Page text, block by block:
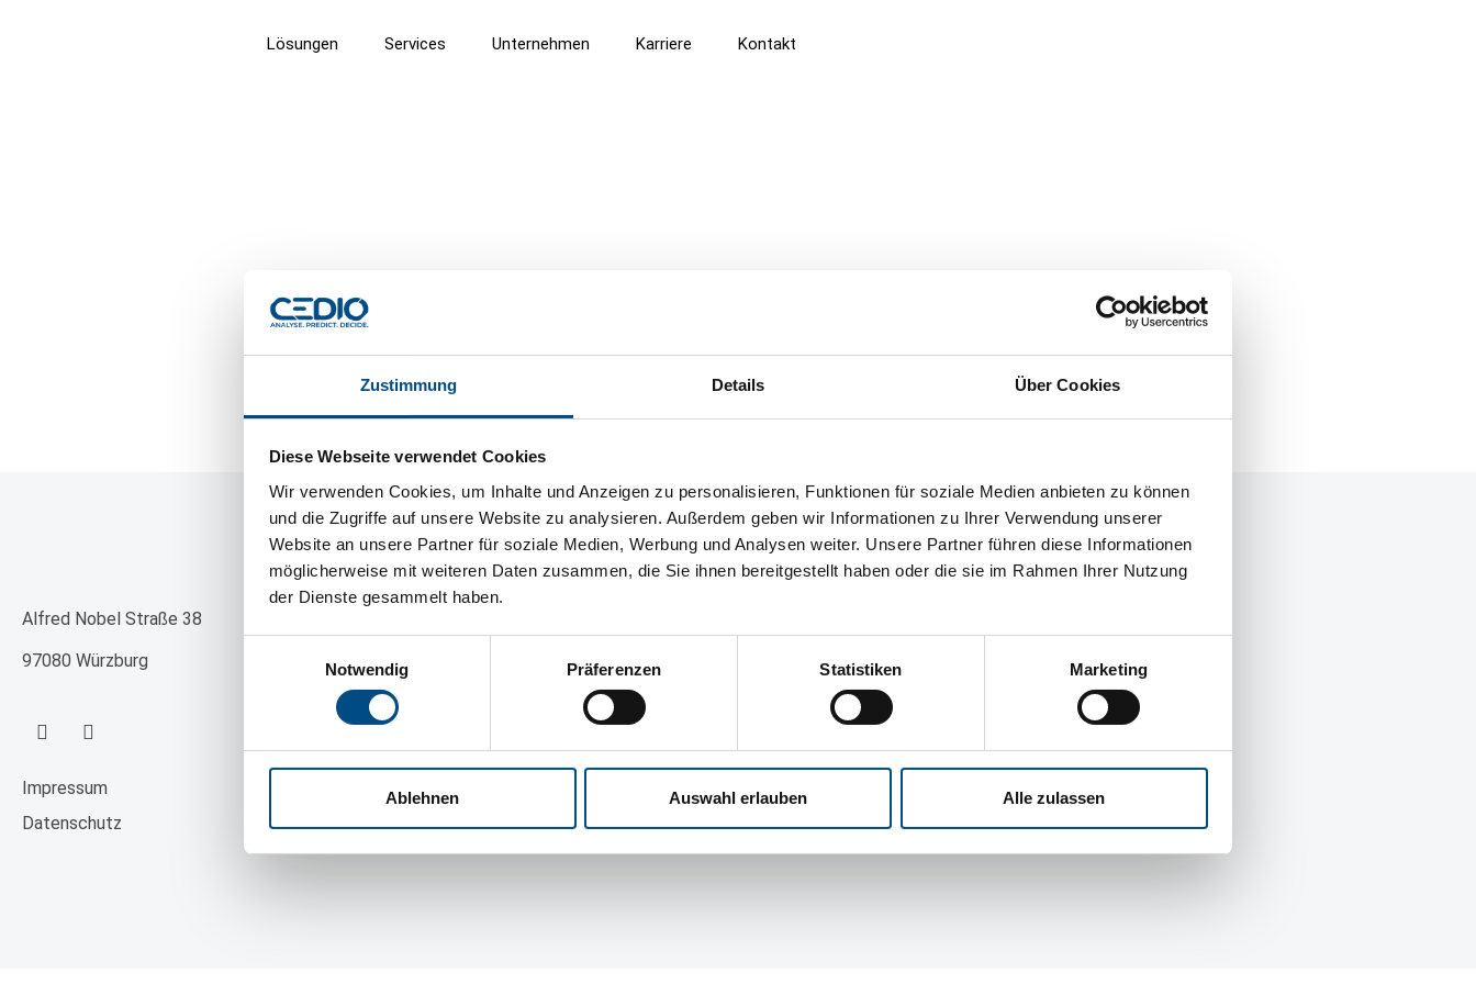
Zustimmung Details Über Cookies
Diese Webseite verwendet Cookies
Wir verwenden Cookies, um Inhalte und Anzeigen zu personalisieren, Funktionen für soziale Medien anbieten zu können
und die Zugriffe auf unsere Website zu analysieren. Außerdem geben wir Informationen zu Ihrer Verwendung unserer
Website an unsere Partner für soziale Medien, Werbung und Analysen weiter. Unsere Partner führen diese Informationen
möglicherweise mit weiteren Daten zusammen, die Sie ihnen bereitgestellt haben oder die sie im Rahmen Ihrer Nutzung
der Dienste gesammelt haben.
Notwendig
Präferenzen Statistiken Marketing
Ablehnen Auswahl erlauben Alle zulassen
Lösungen Services Unternehmen Karriere Kontakt
Alfred Nobel Straße 38
97080 Würzburg
Impressum
Datenschutz
Lösungen
Produkte
Leistungen
Schulung
Serverbetrieb
Qualitätssicherung
Unternehmen
Über CEDIO
Partner
Karriere